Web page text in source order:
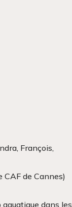
François,
de Cannes)
dans les